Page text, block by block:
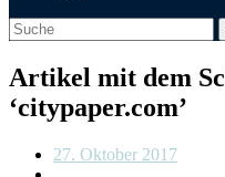
Artikel mit dem
‘citypaper.com’
27. Oktober 2017